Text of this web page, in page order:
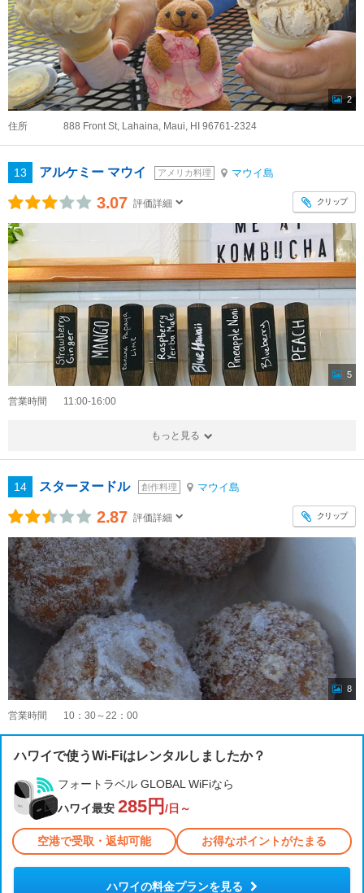
2
住所 888 Front St, Lahaina, Maui, HI 96761-2324
13 アルケミー マウイ アメリカ料理 マウイ島
3.07 評価詳細 クリップ
5
営業時間 11:00-16:00
もっと見る
14 スターヌードル 創作料理 マウイ島
2.87 評価詳細 クリップ
8
営業時間 10：30～22：00
ハワイで使うWi-Fiはレンタルしましたか？
フォートラベル GLOBAL WiFiなら
ハワイ最安 285円 /日～
空港で受取・返却可能 お得なポイントがたまる
ハワイの料金プランを見る